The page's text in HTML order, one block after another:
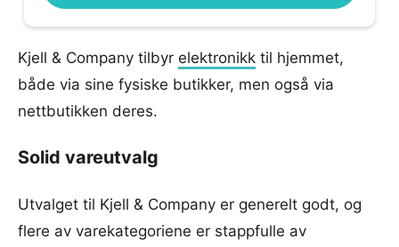
Kjell & Company tilbyr elektronikk til hjemmet,
både via sine fysiske butikker, men også via
nettbutikken deres.
Solid vareutvalg
Utvalget til Kjell & Company er generelt godt, og
flere av varekategoriene er stappfulle av